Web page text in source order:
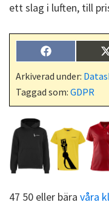
ett slag i luften, till
Dela
på
F
a
c
b
o
Arkiverad under:
Taggad som: GDPR
47 50 eller bära våra